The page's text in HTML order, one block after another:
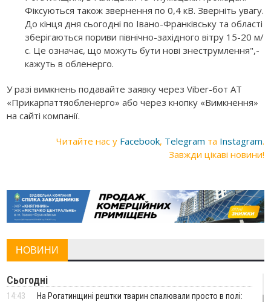
Фіксуються також звернення по 0,4 кВ. Зверніть увагу.
До кінця дня сьогодні по Івано-Франківську та області
зберігаються пориви північно-західного вітру 15-20 м/
с. Це означає, що можуть бути нові знеструмлення",-
кажуть в обленерго.
У разі вимкнень подавайте заявку через Viber-бот АТ
«Прикарпаттяобленерго» або через кнопку «Вимкнення»
на сайті компанії.
Читайте нас у Facebook, Telegram та Instagram.
Завжди цікаві новини!
НОВИНИ
Сьогодні
14:43
На Рогатинщині рештки тварин спалювали просто в полі: